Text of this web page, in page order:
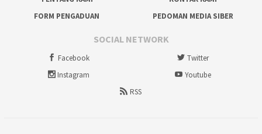
FORM PENGADUAN
PEDOMAN MEDIA SIBER
SOCIAL NETWORK
Facebook
Twitter
Instagram
Youtube
RSS